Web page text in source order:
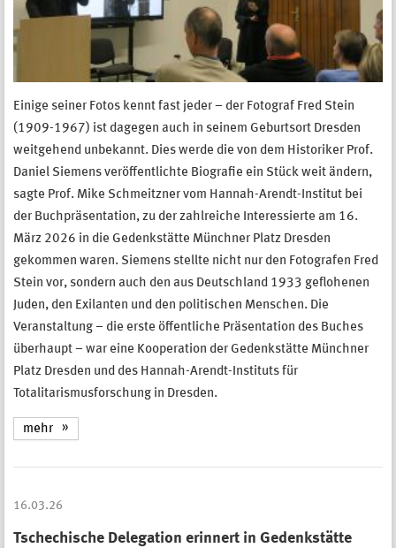
Einige seiner Fotos kennt fast jeder – der Fotograf Fred Stein
(1909-1967) ist dagegen auch in seinem Geburtsort Dresden
weitgehend unbekannt. Dies werde die von dem Historiker Prof.
Daniel Siemens veröffentlichte Biografie ein Stück weit ändern,
sagte Prof. Mike Schmeitzner vom Hannah-Arendt-Institut bei
der Buchpräsentation, zu der zahlreiche Interessierte am 16.
März 2026 in die Gedenkstätte Münchner Platz Dresden
gekommen waren. Siemens stellte nicht nur den Fotografen Fred
Stein vor, sondern auch den aus Deutschland 1933 geflohenen
Juden, den Exilanten und den politischen Menschen. Die
Veranstaltung – die erste öffentliche Präsentation des Buches
überhaupt – war eine Kooperation der Gedenkstätte Münchner
Platz Dresden und des Hannah-Arendt-Instituts für
Totalitarismusforschung in Dresden.
mehr
16.03.26
Tschechische Delegation erinnert in Gedenkstätte